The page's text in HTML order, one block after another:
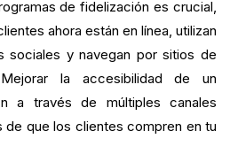
de fidelización es crucial,
ahora están en línea, utilizan
sociales y navegan por sitios de
la accesibilidad de un
a través de múltiples canales
de que los clientes compren en tu